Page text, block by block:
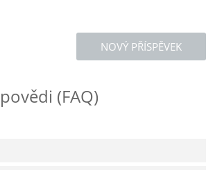
NOVÝ PŘÍSPĚVEK
(FAQ)